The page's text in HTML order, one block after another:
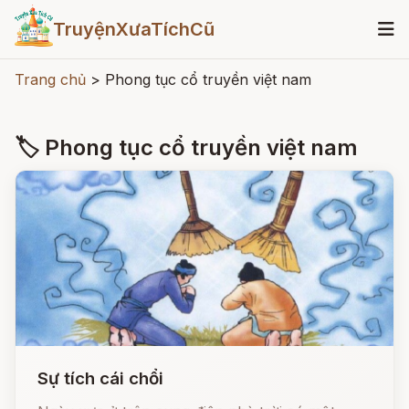
TruyệnXưaTíchCũ
Trang chủ > Phong tục cổ truyền việt nam
🏷 Phong tục cổ truyền việt nam
Sự tích cái chổi